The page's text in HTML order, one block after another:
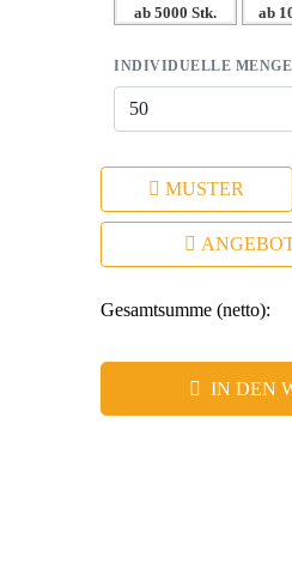
täglich genutzt wird.
ab 5000 Stk. ab
INDIVIDUELLE MENGE
MUSTER
Gesamtsumme (netto):
IN DEN